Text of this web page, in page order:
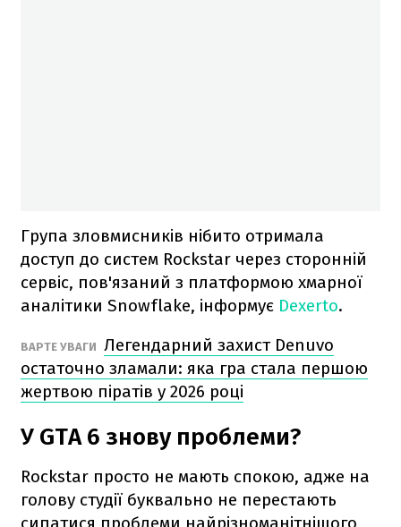
Група зловмисників нібито отримала
доступ до систем Rockstar через сторонній
сервіс, пов'язаний з платформою хмарної
аналітики Snowflake, інформує Dexerto.
ВАРТЕ УВАГИ Легендарний захист Denuvo
остаточно зламали: яка гра стала першою
жертвою піратів у 2026 році
У GTA 6 знову проблеми?
Rockstar просто не мають спокою, адже на
голову студії буквально не перестають
сипатися проблеми найрізноманітнішого